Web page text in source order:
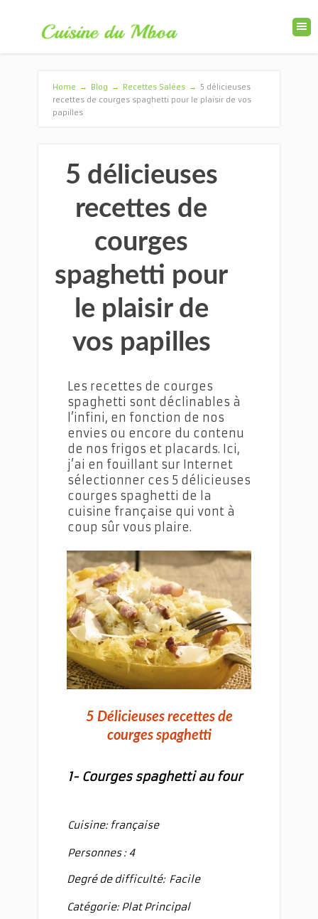
Home → Blog → Recettes Salées → 5 délicieuses
recettes de courges spaghetti pour le plaisir de vos
papilles
5 délicieuses
recettes de
courges
spaghetti pour
le plaisir de
vos papilles
Les recettes de courges
spaghetti sont déclinables à
l’infini, en fonction de nos
envies ou encore du contenu
de nos frigos et placards. Ici,
j’ai en fouillant sur Internet
sélectionner ces 5 délicieuses
courges spaghetti de la
cuisine française qui vont à
coup sûr vous plaire.
courges spaghetti
5 Délicieuses recettes de
courges spaghetti
1- Courges spaghetti au four
Cuisine: française
Personnes : 4
Degré de difficulté: Facile
Catégorie: Plat Principal